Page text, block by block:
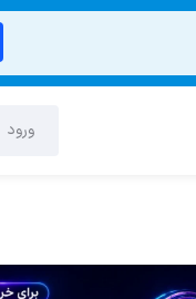
ورود